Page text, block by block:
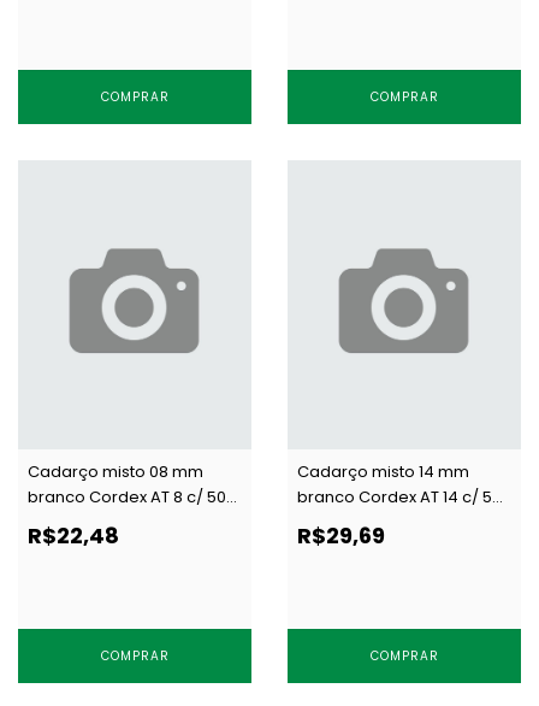
COMPRAR COMPRAR
Cadarço misto 08 mm
branco Cordex AT 8 c/ 50
R$22,48
COMPRAR
Cadarço misto 14 mm
branco Cordex AT 14 c/ 50
R$29,69
COMPRAR